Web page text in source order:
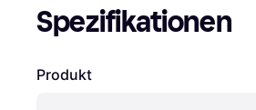
Spezifikationen
Produkt